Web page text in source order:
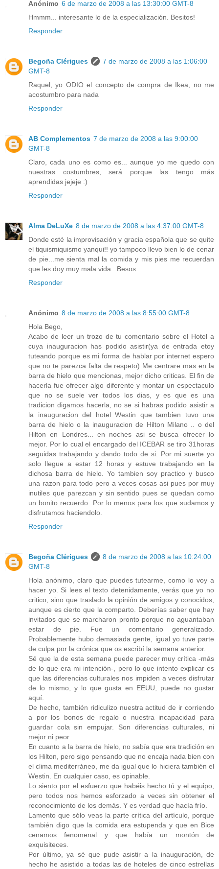
Anónimo 6 de marzo de 2008 a las 13:30:00 GMT-8
Hmmm... interesante lo de la especialización. Besitos!
Responder
Begoña Clérigues
7 de marzo de 2008 a las 1:06:00
GMT-8
Raquel, yo ODIO el concepto de compra de Ikea, no me
acostumbro para nada
Responder
AB Complementos 7 de marzo de 2008 a las 9:00:00
GMT-8
Claro, cada uno es como es... aunque yo me quedo con
nuestras costumbres, será porque las tengo más
aprendidas jejeje :)
Responder
Alma DeLuXe 8 de marzo de 2008 a las 4:37:00 GMT-8
Donde esté la improvisación y gracia española que se quite
el tiquismiquismo yanqui!! yo tampoco llevo bien lo de cenar
de pie...me sienta mal la comida y mis pies me recuerdan
que les doy muy mala vida...Besos.
Responder
Anónimo 8 de marzo de 2008 a las 8:55:00 GMT-8
Hola Bego,
Acabo de leer un trozo de tu comentario sobre el Hotel a
cuya inauguracion has podido asistir(ya de entrada etoy
tuteando porque es mi forma de hablar por internet espero
que no te parezca falta de respeto) Me centrare mas en la
barra de hielo que mencionas, mejor dicho criticas. El fin de
hacerla fue ofrecer algo diferente y montar un espectaculo
que no se suele ver todos los dias, y es que es una
tradicion digamos hacerla, no se si habras podido asistir a
la inauguracion del hotel Westin que tambien tuvo una
barra de hielo o la inauguracion de Hilton Milano .. o del
Hilton en Londres... en noches asi se busca ofrecer lo
mejor. Por lo cual el encargado del ICEBAR se tiro 31horas
seguidas trabajando y dando todo de si. Por mi suerte yo
solo llegue a estar 12 horas y estuve trabajando en la
dichosa barra de hielo. Yo tambien soy practico y busco
una razon para todo pero a veces cosas asi pues por muy
inutiles que parezcan y sin sentido pues se quedan como
un bonito recuerdo. Por lo menos para los que sudamos y
disfrutamos haciendolo.
Responder
Begoña Clérigues
8 de marzo de 2008 a las 10:24:00
GMT-8
Hola anónimo, claro que puedes tutearme, como lo voy a
hacer yo. Si lees el texto detenidamente, verás que yo no
critico, sino que traslado la opinión de amigos y conocidos,
aunque es cierto que la comparto. Deberías saber que hay
invitados que se marcharon pronto porque no aguantaban
estar de pie. Fue un comentario generalizado.
Probablemente hubo demasiada gente, igual yo tuve parte
de culpa por la crónica que os escribí la semana anterior.
Sé que la de esta semana puede parecer muy crítica -más
de lo que era mi intención-, pero lo que intento explicar es
que las diferencias culturales nos impiden a veces disfrutar
de lo mismo, y lo que gusta en EEUU, puede no gustar
aquí.
De hecho, también ridiculizo nuestra actitud de ir corriendo
a por los bonos de regalo o nuestra incapacidad para
guardar cola sin empujar. Son diferencias culturales, ni
mejor ni peor.
En cuanto a la barra de hielo, no sabía que era tradición en
los Hilton, pero sigo pensando que no encaja nada bien con
el clima mediterráneo, me da igual que lo hiciera también el
Westin. En cualquier caso, es opinable.
Lo siento por el esfuerzo que habéis hecho tú y el equipo,
pero todos nos hemos esforzado a veces sin obtener el
reconocimiento de los demás. Y es verdad que hacía frío.
Lamento que sólo veas la parte crítica del artículo, porque
también digo que la comida era estupenda y que en Bice
cenamos fenomenal y que había un montón de
exquisiteces.
Por último, ya sé que pude asistir a la inauguración, de
hecho he asistido a todas las de hoteles de cinco estrellas